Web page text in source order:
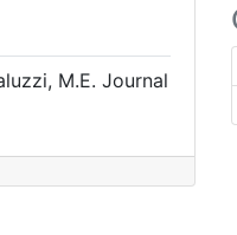
M.E. Journal